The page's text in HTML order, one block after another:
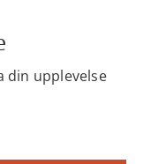
din upplevelse